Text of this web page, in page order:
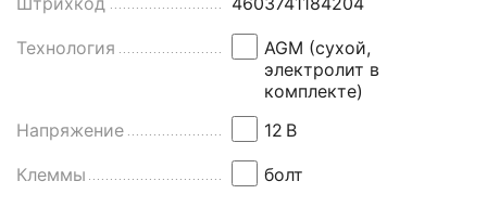
Технология
AGM (сухой,
электролит в
комплекте)
Напряжение
12 В
Клеммы болт